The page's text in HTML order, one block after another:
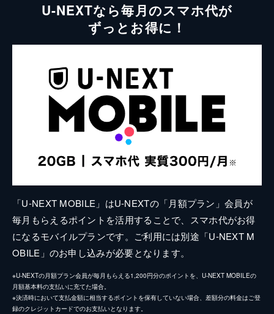
U-NEXTなら毎月のスマホ代が
ずっとお得に！
「U-NEXT MOBILE」はU-NEXTの「月額プラン」会員が
毎月もらえるポイントを活用することで、スマホ代がお得
になるモバイルプランです。ご利用には別途「U-NEXT M
OBILE」のお申し込みが必要となります。
※U-NEXTの月額プラン会員が毎月もらえる1,200円分のポイントを、U-NEXT MOBILEの
月額基本料の支払いに充てた場合。
※決済時において支払金額に相当するポイントを保有していない場合、差額分の料金はご登
録のクレジットカードでのお支払いとなります。